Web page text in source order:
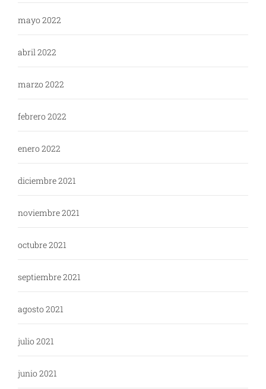
mayo 2022
abril 2022
marzo 2022
febrero 2022
enero 2022
diciembre 2021
noviembre 2021
octubre 2021
septiembre 2021
agosto 2021
julio 2021
junio 2021